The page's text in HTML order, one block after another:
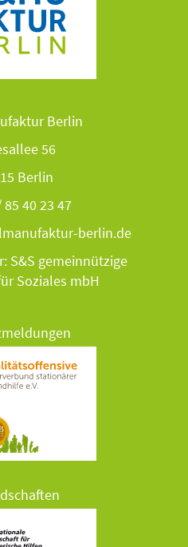
Berlin
56
Berlin
40 23 47
berlin.de
S&S gemeinnützige
Soziales mbH